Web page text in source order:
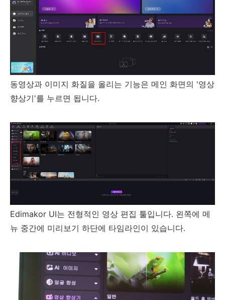
동영상과 이미지 화질을 올리는 기능은 메인 화면의 '영상
향상기'를 누르면 됩니다.
Edimakor UI는 전형적인 영상 편집 툴입니다. 왼쪽에 메
뉴 중간에 미리보기 하단에 타임라인이 있습니다.